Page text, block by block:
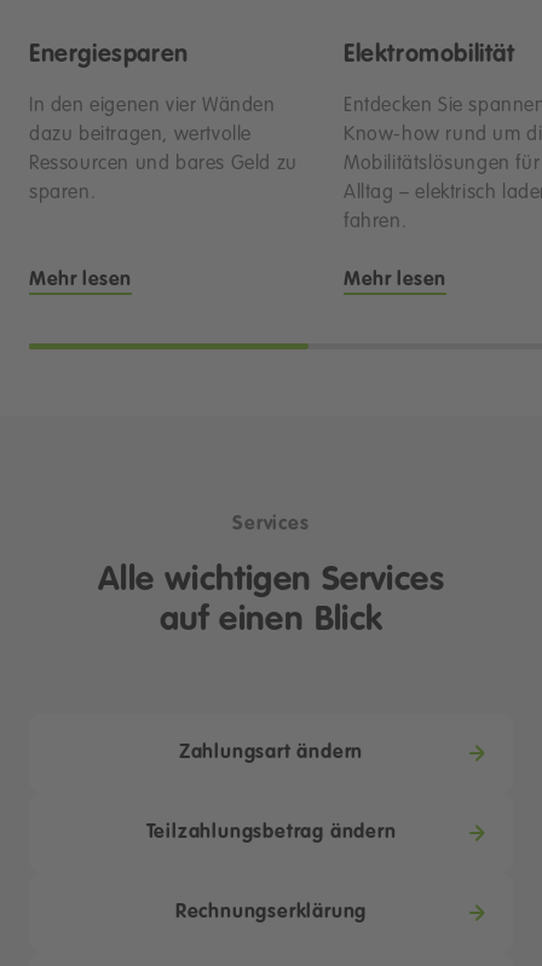
Energiesparen
In den eigenen vier Wänden
dazu beitragen, wertvolle
Ressourcen und bares Geld zu
sparen.
Mehr lesen
Elektromobilität
Entdecken Sie
Know-how rund um
Mobilitätslösungen
Alltag – elektrisch
fahren.
Mehr lesen
Services
Alle wichtigen Services
auf einen Blick
Zahlungsart ändern
Teilzahlungsbetrag ändern
Rechnungserklärung